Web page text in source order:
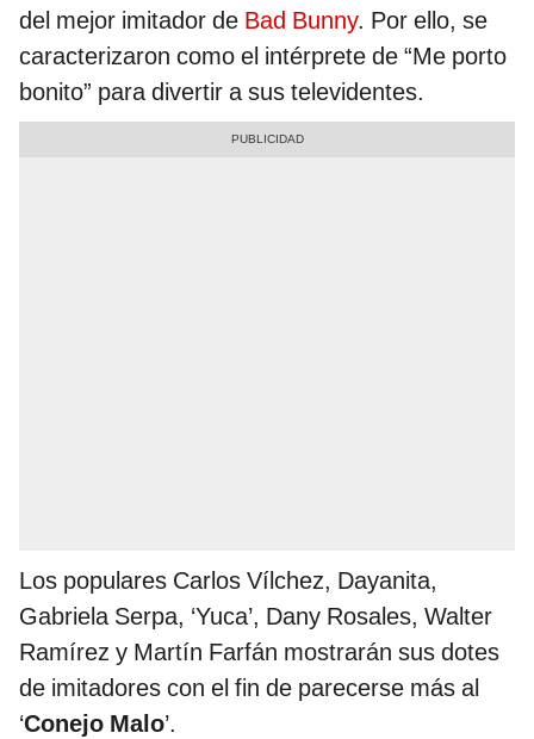
del mejor imitador de Bad Bunny. Por ello, se
caracterizaron como el intérprete de “Me porto
bonito” para divertir a sus televidentes.
Los populares Carlos Vílchez, Dayanita,
Gabriela Serpa, ‘Yuca’, Dany Rosales, Walter
Ramírez y Martín Farfán mostrarán sus dotes
de imitadores con el fin de parecerse más al
‘Conejo Malo’.